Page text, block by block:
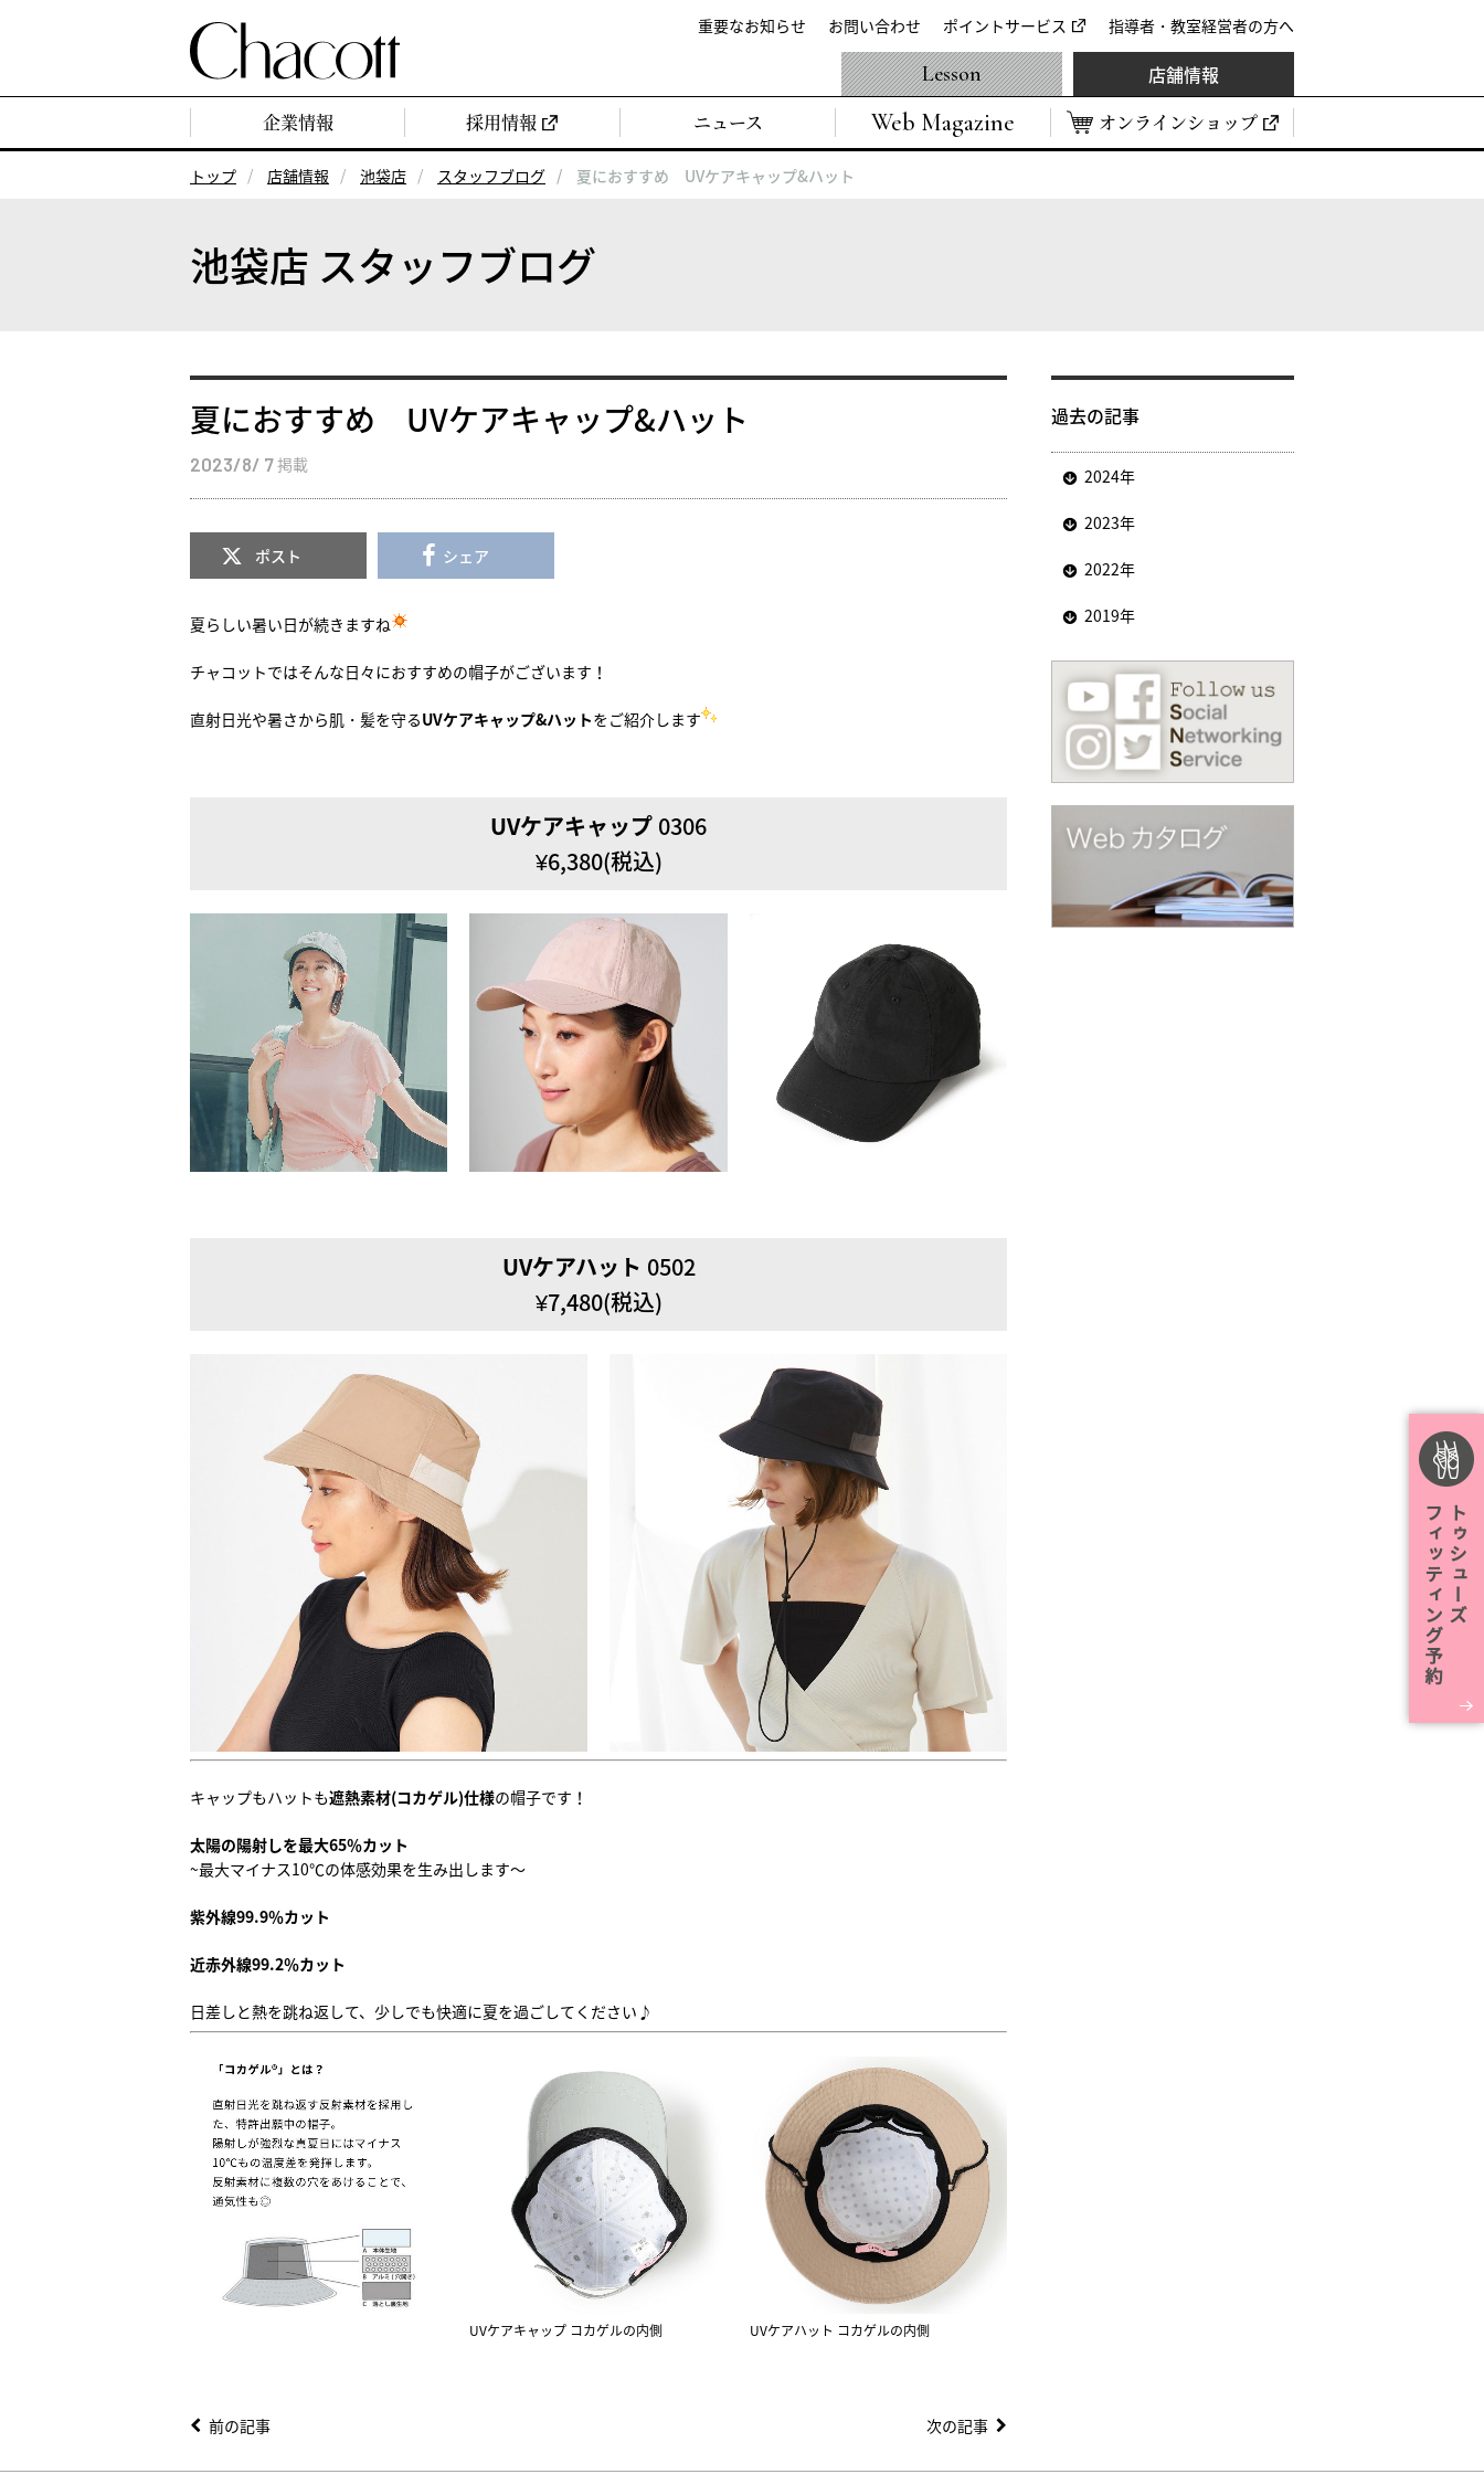
重要なお知らせ お問い合わせ ポイントサービス 指導者・教室経営者の方へ
企業情報 採用情報 ニュース Web Magazine オンラインショップ
Lesson 店舗情報
トップ 店舗情報 池袋店 スタッフブログ 夏におすすめ UVケアキャップ&ハット
池袋店 スタッフブログ
夏におすすめ UVケアキャップ&ハット
2023/8/ 7掲載
ポスト シェア
夏らしい暑い日が続きますね
チャコットではそんな日々におすすめの帽子がございます！
直射日光や暑さから肌・髪を守るUVケアキャップ&ハットをご紹介します
UVケアキャップ 0306
¥6,380(税込)
UVケアハット 0502
¥7,480(税込)
キャップもハットも遮熱素材(コカゲル)仕様の帽子です！
太陽の陽射しを最大65％カット
~最大マイナス10℃の体感効果を生み出します～
紫外線99.9％カット
近赤外線99.2％カット
日差しと熱を跳ね返して、少しでも快適に夏を過ごしてください♪
UVケアキャップ コカゲルの内側 UVケアハット コカゲルの内側
過去の記事
2024年
2023年
2022年
2019年
前の記事 次の記事